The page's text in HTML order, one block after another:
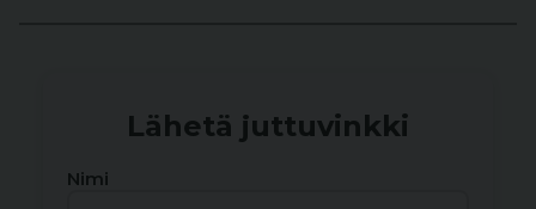
Lähetä juttuvinkki
Nimi